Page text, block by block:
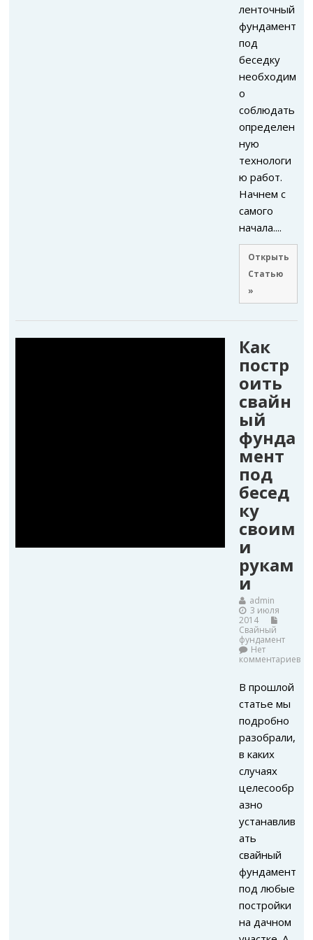
ленточный
фундамент
под
беседку
необходим
о
соблюдать
определен
ную
технологи
ю работ.
Начнем с
самого
начала....
Открыть
Статью
»
Как
постр
оить
свайн
ый
фунда
мент
под
бесед
ку
своим
и
рукам
и
admin
3 июля
2014
Свайный
фундамент
Нет
комментариев
В прошлой
статье мы
подробно
разобрали,
в каких
случаях
целесообр
азно
устанавлив
ать
свайный
фундамент
под любые
постройки
на дачном